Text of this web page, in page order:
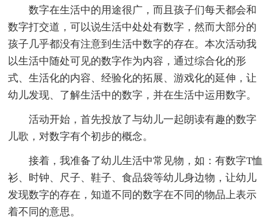
数字在生活中的用途很广，而且孩子们每天都会和
数字打交道，可以说生活中处处有数字，然而大部分的
孩子几乎都没有注意到生活中数字的存在。本次活动我
以生活中随处可见的数字作为内容，通过综合化的形
式、生活化的内容、经验化的拓展、游戏化的延伸，让
幼儿发现、了解生活中的数字，并在生活中运用数字。
活动开始，首先投放了与幼儿一起朗读有趣的数字
儿歌，对数字有个初步的概念。
接着，我准备了幼儿生活中常见物，如：有数字T恤
衫、时钟、尺子、鞋子、食品袋等幼儿身边物，让幼儿
发现数字的存在，知道不同的数字在不同的物品上表示
着不同的意思。